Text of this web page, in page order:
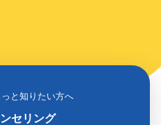
と知りたい方へ
セリング